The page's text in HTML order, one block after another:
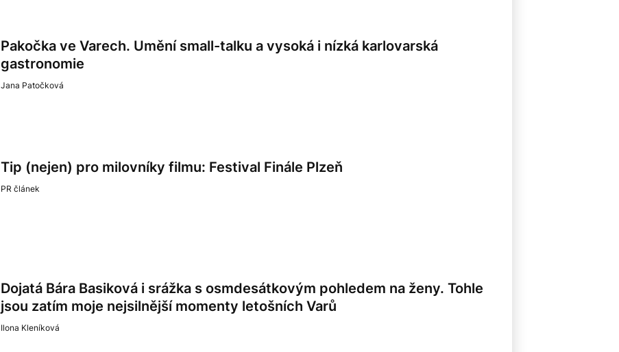
Pakočka ve Varech. Umění small-talku a vysoká i nízká karlovarská
gastronomie
Jana Patočková
Tip (nejen) pro milovníky filmu: Festival Finále Plzeň
PR článek
Dojatá Bára Basiková i srážka s osmdesátkovým pohledem na ženy. Tohle
jsou zatím moje nejsilnější momenty letošních Varů
Ilona Kleníková